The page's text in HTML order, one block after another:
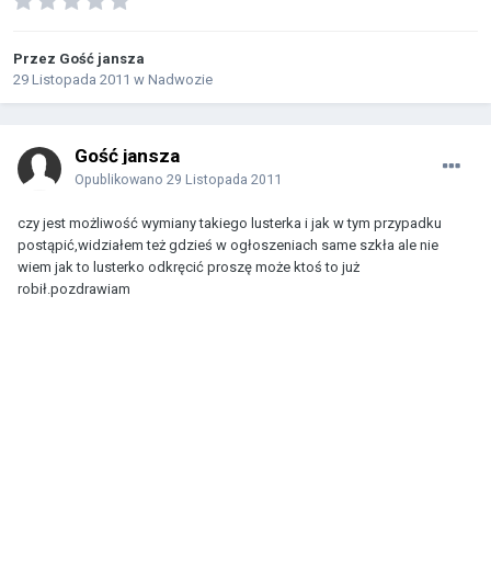
Przez Gość jansza
29 Listopada 2011 w Nadwozie
Gość jansza
Opublikowano 29 Listopada 2011
czy jest możliwość wymiany takiego lusterka i jak w tym przypadku
postąpić,widziałem też gdzieś w ogłoszeniach same szkła ale nie
wiem jak to lusterko odkręcić proszę może ktoś to już
robił.pozdrawiam